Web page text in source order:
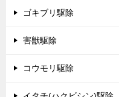
ゴキブリ駆除
害獣駆除
コウモリ駆除